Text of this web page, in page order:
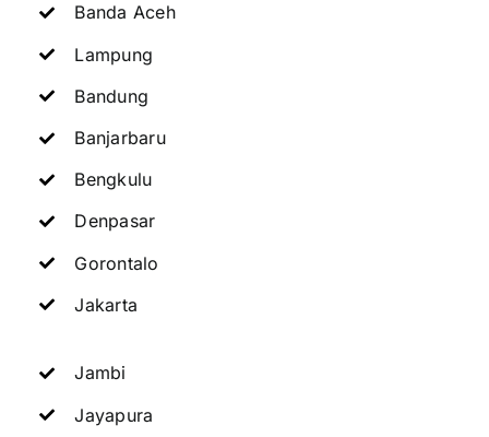
Banda Aceh
Lampung
Bandung
Banjarbaru
Bengkulu
Denpasar
Gorontalo
Jakarta
Jambi
Jayapura